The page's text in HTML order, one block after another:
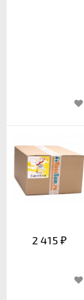
2 415 ₽